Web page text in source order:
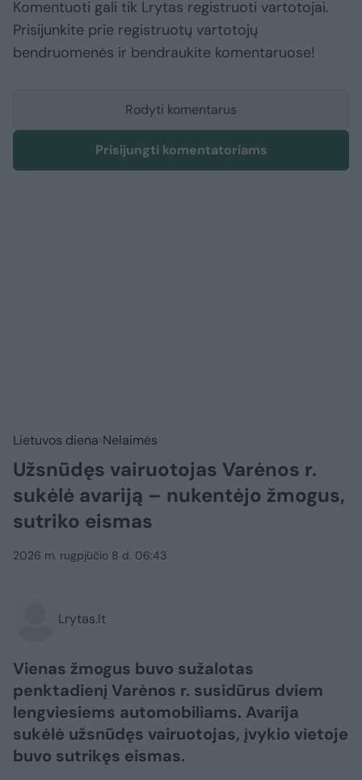
Komentuoti gali tik Lrytas registruoti vartotojai.
Prisijunkite prie registruotų vartotojų
bendruomenės ir bendraukite komentaruose!
Rodyti komentarus
Prisijungti komentatoriams
Lietuvos diena Nelaimės
Užsnūdęs vairuotojas Varėnos r.
sukėlė avariją – nukentėjo žmogus,
sutriko eismas
2026 m. rugpjūčio 8 d. 06:43
Lrytas.lt
Vienas žmogus buvo sužalotas
penktadienį Varėnos r. susidūrus dviem
lengviesiems automobiliams. Avarija
sukėlė užsnūdęs vairuotojas, įvykio vietoje
buvo sutrikęs eismas.